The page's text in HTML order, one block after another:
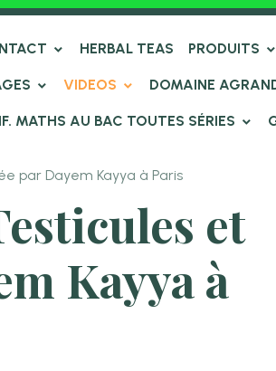
HERBAL TEAS PRODUITS
VIDEOS DOMAINE
MATHS AU BAC TOUTES SÉRIES
par Dayem Kayya à Paris
et
Kayya à